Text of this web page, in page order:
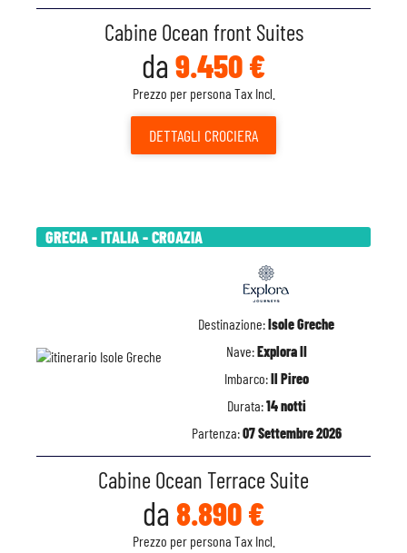
Cabine Ocean front Suites
da 9.450 €
Prezzo per persona Tax Incl.
DETTAGLI CROCIERA
GRECIA - ITALIA - CROAZIA
Destinazione:Isole Greche
Nave:Explora II
Imbarco:Il Pireo
Durata:14 notti
Partenza:07 Settembre 2026
Cabine Ocean Terrace Suite
da 8.890 €
Prezzo per persona Tax Incl.